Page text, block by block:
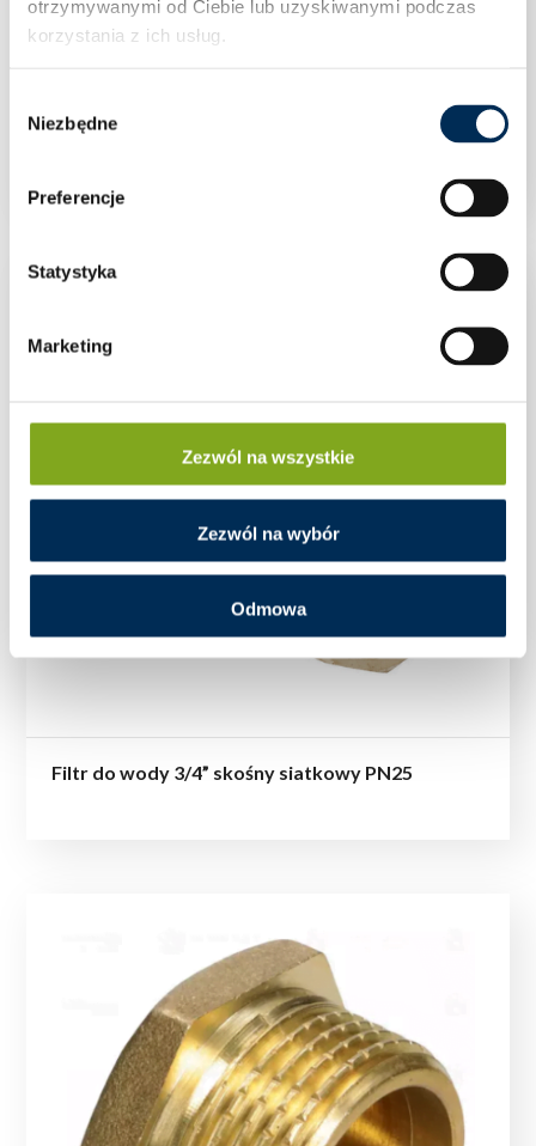
otrzymywanymi od Ciebie lub uzyskiwanymi podczas
korzystania z ich usług.
zgody
Niezbędne
Preferencje
Statystyka
Marketing
Zezwól na wszystkie
Zezwól na wybór
Odmowa
Trójnik standard 1″ mosiądz
Filtr do wody 3/4” skośny siatkowy PN25